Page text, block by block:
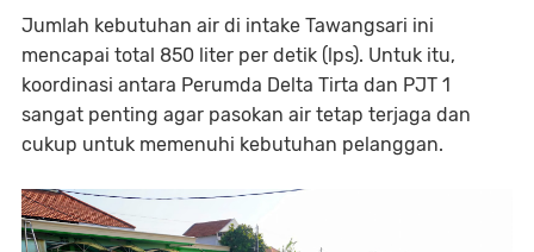
Jumlah kebutuhan air di intake Tawangsari ini
mencapai total 850 liter per detik (lps). Untuk itu,
koordinasi antara Perumda Delta Tirta dan PJT 1
sangat penting agar pasokan air tetap terjaga dan
cukup untuk memenuhi kebutuhan pelanggan.